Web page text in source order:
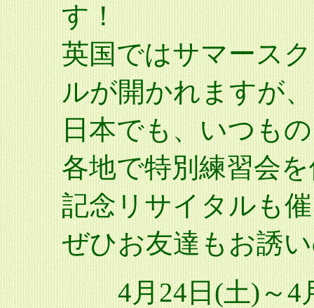
す！
英国ではサマース
ルが開かれますが、
日本でも、いつも
各地で特別練習会
記念リサイタルも
ぜひお友達もお誘
4月24日(土)～4